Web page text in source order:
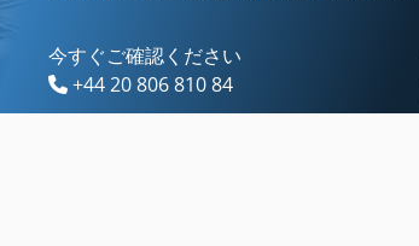
今すぐご確認ください
+44 20 806 810 84